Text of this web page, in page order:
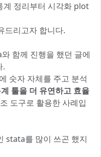
정리부터 시각화 plot
드리고자 합니다.
함께 진행을 했던 글에
.
숫자 자체를 주고 분석
툴을 더 유연하고 효율
도구로 활용한 사례입
stata를 많이 쓰곤 했지